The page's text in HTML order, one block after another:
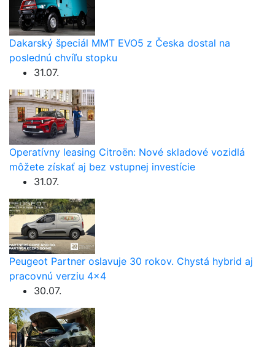
Dakarský špeciál MMT EVO5 z Česka dostal na
poslednú chvíľu stopku
31.07.
Operatívny leasing Citroën: Nové skladové vozidlá
môžete získať aj bez vstupnej investície
31.07.
Peugeot Partner oslavuje 30 rokov. Chystá hybrid aj
pracovnú verziu 4×4
30.07.